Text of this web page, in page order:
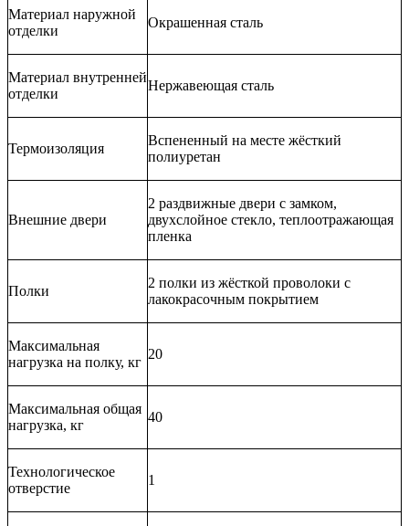
Материал наружной
отделки
Окрашенная сталь
Материал внутренней
отделки
Нержавеющая сталь
Термоизоляция
Вспененный на месте жёсткий
полиуретан
Внешние двери
2 раздвижные двери с замком,
двухслойное стекло, теплоотражающая
пленка
Полки
2 полки из жёсткой проволоки с
лакокрасочным покрытием
Максимальная
нагрузка на полку, кг
20
Максимальная общая
нагрузка, кг
40
Технологическое
отверстие
1